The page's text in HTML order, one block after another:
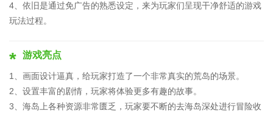
4、依旧是通过免广告的熟悉设定，来为玩家们呈现干净舒适的游戏
玩法过程。
游戏亮点
1、画面设计逼真，给玩家打造了一个非常真实的荒岛的场景。
2、设置丰富的剧情，玩家将体验更多有趣的故事。
3、海岛上各种资源非常匮乏，玩家要不断的去海岛深处进行冒险收